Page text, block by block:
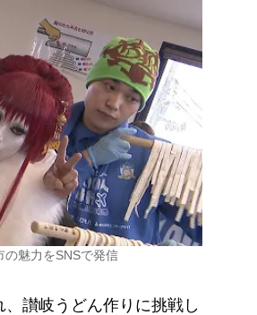
魅力をSNSで発信
讃岐うどん作りに挑戦し